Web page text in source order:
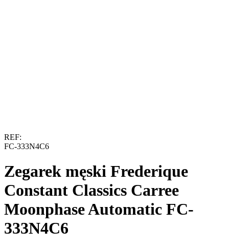
REF:
FC-333N4C6
Zegarek męski Frederique
Constant Classics Carree
Moonphase Automatic FC-
333N4C6